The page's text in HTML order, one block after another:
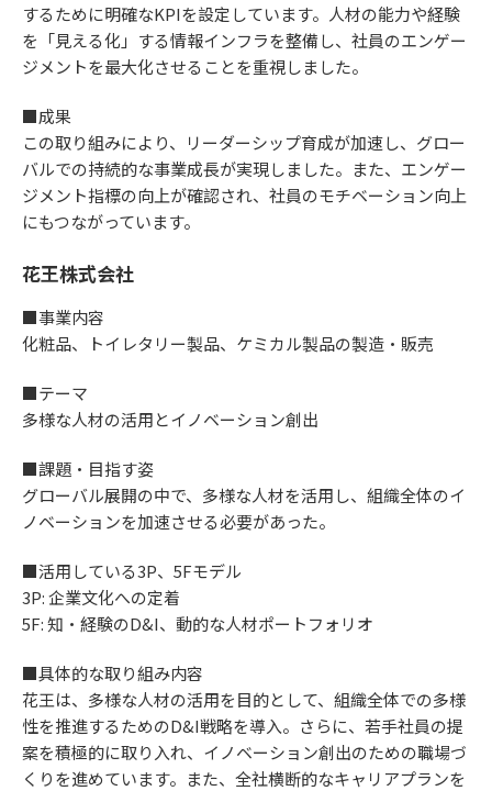
するために明確なKPIを設定しています。人材の能力や経験
を「見える化」する情報インフラを整備し、社員のエンゲー
ジメントを最大化させることを重視しました。
■成果
この取り組みにより、リーダーシップ育成が加速し、グロー
バルでの持続的な事業成長が実現しました。また、エンゲー
ジメント指標の向上が確認され、社員のモチベーション向上
にもつながっています。
花王株式会社
■事業内容
化粧品、トイレタリー製品、ケミカル製品の製造・販売
■テーマ
多様な人材の活用とイノベーション創出
■課題・目指す姿
グローバル展開の中で、多様な人材を活用し、組織全体のイ
ノベーションを加速させる必要があった。
■活用している3P、5Fモデル
3P: 企業文化への定着
5F: 知・経験のD&I、動的な人材ポートフォリオ
■具体的な取り組み内容
花王は、多様な人材の活用を目的として、組織全体での多様
性を推進するためのD&I戦略を導入。さらに、若手社員の提
案を積極的に取り入れ、イノベーション創出のための職場づ
くりを進めています。また、全社横断的なキャリアプランを